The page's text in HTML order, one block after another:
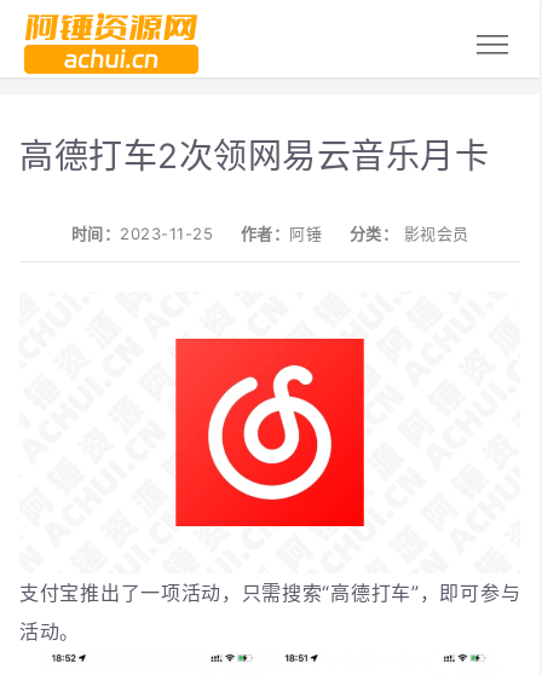
高德打车2次领网易云音乐月卡
时间： 2023-11-25 作者： 阿锤 分类： 影视会员
支付宝推出了一项活动，只需搜索“高德打车”，即可参与
活动。